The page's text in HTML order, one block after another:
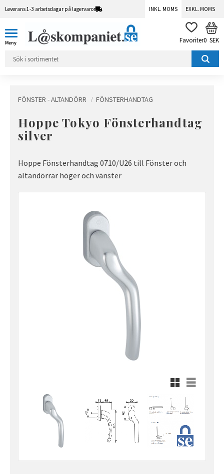
Leverans 1-3 arbetsdagar på lagervaror INKL. MOMS EXKL. MOMS
FAVORITER
0 SEK
FÖNSTER - ALTANDÖRR FÖNSTERHANDTAG
Hoppe Tokyo Fönsterhandtag
silver
Hoppe Fönsterhandtag 0710/U26 till Fönster och
altandörrar höger och vänster
Rutnätsvy
Listvy